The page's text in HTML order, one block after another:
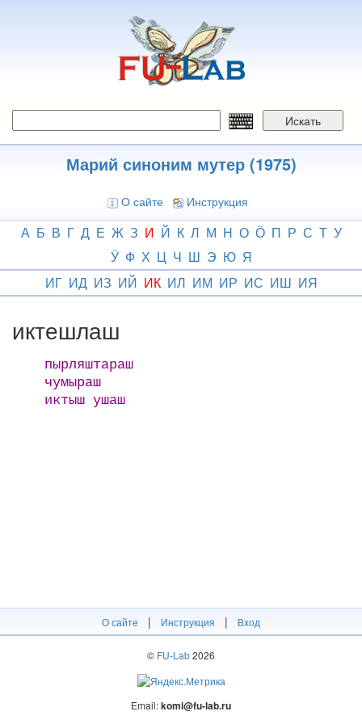
Искать
Марий синоним мутер (1975)
О сайте Инструкция
А Б В Г Д Е Ж З И Й К Л М Н О Ӧ П Р С Т У
Ӱ Ф Х Ц Ч Ш Э Ю Я
ИГ ИД ИЗ ИЙ ИК ИЛ ИМ ИР ИС ИШ ИЯ
иктешлаш
пырляштараш
чумыраш
иктыш ушаш
О сайте | Инструкция | Вход
© FU-Lab2026
Email:komi@fu-lab.ru